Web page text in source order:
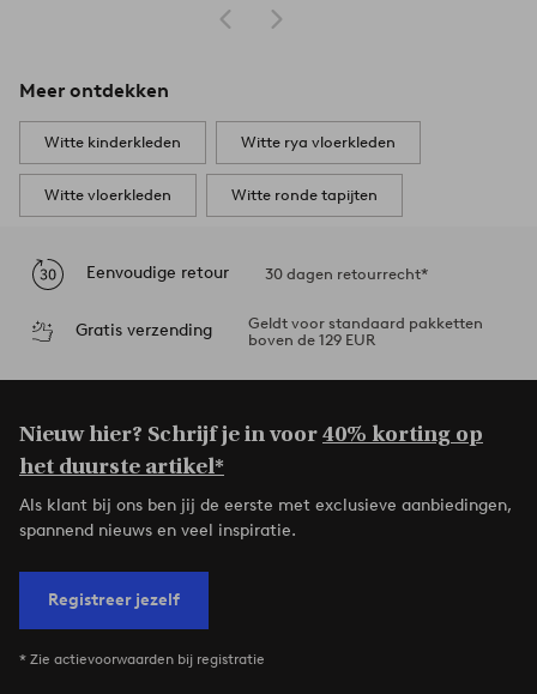
Meer ontdekken
Witte kinderkleden Witte rya vloerkleden
Witte vloerkleden Witte ronde tapijten
Eenvoudige retour 30 dagen retourrecht*
Gratis verzending
Geldt voor standaard pakketten
boven de 129 EUR
Nieuw hier? Schrijf je in voor40% korting op
het duurste artikel*
Als klant bij ons ben jij de eerste met exclusieve aanbiedingen,
spannend nieuws en veel inspiratie.
Registreer jezelf
* Zie actievoorwaarden bij registratie